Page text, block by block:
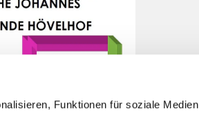
Funktionen für soziale Medien